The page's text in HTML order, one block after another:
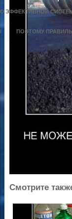
ПОЭТОМУ
Смотрите